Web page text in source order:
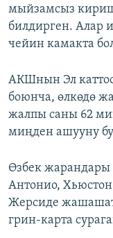
мыйзамсыз
билдирген. Алар
чейин камакта
АКШнын Эл
боюнча, өлкөдө
жалпы саны 62
миңден ашууну
Өзбек
Антонио,
Жерсиде
грин-карта